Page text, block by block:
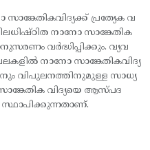
പ്രത്യേക വ
നാനോ സാങ്കേതിക
വര്‍ദ്ധിപ്പിക്കും. വ്യവ
നാനോ സാങ്കേതികവിദ്യ
വിപുലനത്തിനുമുള്ള സാധ്യ
വിദ്യയെ ആസ്പദ
സ്ഥാപിക്കുന്നതാണ്.